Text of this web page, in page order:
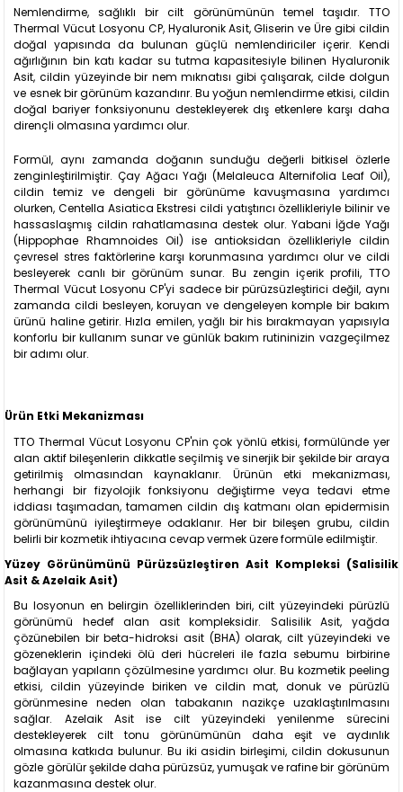
Nemlendirme, sağlıklı bir cilt görünümünün temel taşıdır. TTO
Thermal Vücut Losyonu CP, Hyaluronik Asit, Gliserin ve Üre gibi cildin
doğal yapısında da bulunan güçlü nemlendiriciler içerir. Kendi
ağırlığının bin katı kadar su tutma kapasitesiyle bilinen Hyaluronik
Asit, cildin yüzeyinde bir nem mıknatısı gibi çalışarak, cilde dolgun
ve esnek bir görünüm kazandırır. Bu yoğun nemlendirme etkisi, cildin
doğal bariyer fonksiyonunu destekleyerek dış etkenlere karşı daha
dirençli olmasına yardımcı olur.
Formül, aynı zamanda doğanın sunduğu değerli bitkisel özlerle
zenginleştirilmiştir. Çay Ağacı Yağı (Melaleuca Alternifolia Leaf Oil),
cildin temiz ve dengeli bir görünüme kavuşmasına yardımcı
olurken, Centella Asiatica Ekstresi cildi yatıştırıcı özellikleriyle bilinir ve
hassaslaşmış cildin rahatlamasına destek olur. Yabani İğde Yağı
(Hippophae Rhamnoides Oil) ise antioksidan özellikleriyle cildin
çevresel stres faktörlerine karşı korunmasına yardımcı olur ve cildi
besleyerek canlı bir görünüm sunar. Bu zengin içerik profili, TTO
Thermal Vücut Losyonu CP'yi sadece bir pürüzsüzleştirici değil, aynı
zamanda cildi besleyen, koruyan ve dengeleyen komple bir bakım
ürünü haline getirir. Hızla emilen, yağlı bir his bırakmayan yapısıyla
konforlu bir kullanım sunar ve günlük bakım rutininizin vazgeçilmez
bir adımı olur.
Ürün Etki Mekanizması
TTO Thermal Vücut Losyonu CP'nin çok yönlü etkisi, formülünde yer
alan aktif bileşenlerin dikkatle seçilmiş ve sinerjik bir şekilde bir araya
getirilmiş olmasından kaynaklanır. Ürünün etki mekanizması,
herhangi bir fizyolojik fonksiyonu değiştirme veya tedavi etme
iddiası taşımadan, tamamen cildin dış katmanı olan epidermisin
görünümünü iyileştirmeye odaklanır. Her bir bileşen grubu, cildin
belirli bir kozmetik ihtiyacına cevap vermek üzere formüle edilmiştir.
Yüzey Görünümünü Pürüzsüzleştiren Asit Kompleksi (Salisilik
Asit & Azelaik Asit)
Bu losyonun en belirgin özelliklerinden biri, cilt yüzeyindeki pürüzlü
görünümü hedef alan asit kompleksidir. Salisilik Asit, yağda
çözünebilen bir beta-hidroksi asit (BHA) olarak, cilt yüzeyindeki ve
gözeneklerin içindeki ölü deri hücreleri ile fazla sebumu birbirine
bağlayan yapıların çözülmesine yardımcı olur. Bu kozmetik peeling
etkisi, cildin yüzeyinde biriken ve cildin mat, donuk ve pürüzlü
görünmesine neden olan tabakanın nazikçe uzaklaştırılmasını
sağlar. Azelaik Asit ise cilt yüzeyindeki yenilenme sürecini
destekleyerek cilt tonu görünümünün daha eşit ve aydınlık
olmasına katkıda bulunur. Bu iki asidin birleşimi, cildin dokusunun
gözle görülür şekilde daha pürüzsüz, yumuşak ve rafine bir görünüm
kazanmasına destek olur.